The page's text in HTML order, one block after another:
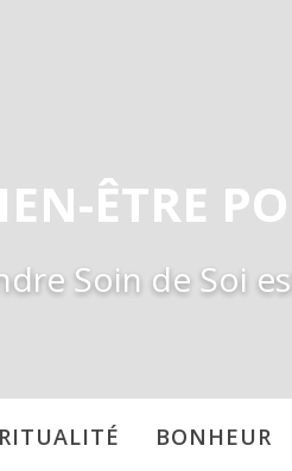
ÊTRE
Soin de Soi
BONHEUR